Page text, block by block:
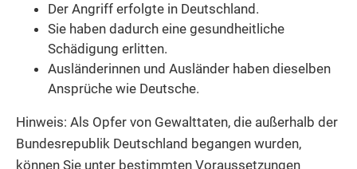
Der Angriff erfolgte in Deutschland.
Sie haben dadurch eine gesundheitliche
Schädigung erlitten.
Ausländerinnen und Ausländer haben dieselben
Ansprüche wie Deutsche.
Hinweis: Als Opfer von Gewalttaten, die außerhalb der
Bundesrepublik Deutschland begangen wurden,
können Sie unter bestimmten Voraussetzungen